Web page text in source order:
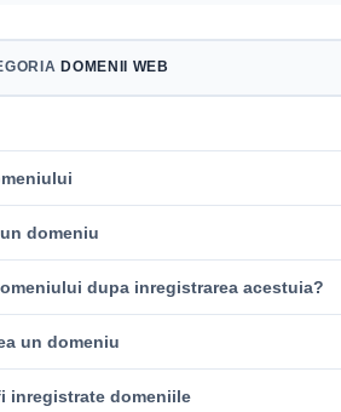
DOMENII WEB
domeniu
dupa inregistrarea acestuia?
un domeniu
inregistrate domeniile